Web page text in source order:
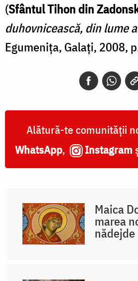
(Sfântul Tihon din
duhovnicească, din lume
Egumenița, Galați, 2008,
Alătură-te comunității
WhatsApp, Instagram
Maica
marea
nădejde